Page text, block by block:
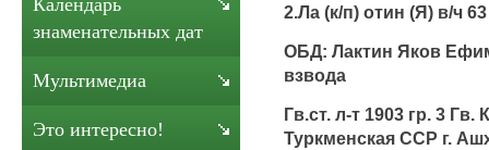
2.Ла (к/п) отин (Я) в/ч
ОБД: Лактин Яков
взвода
Гв.ст. л-т 1903 гр. 3 Гв.
Туркменская ССР г.
Календарь
знаменательных дат
Мультимедиа
Это интересно!